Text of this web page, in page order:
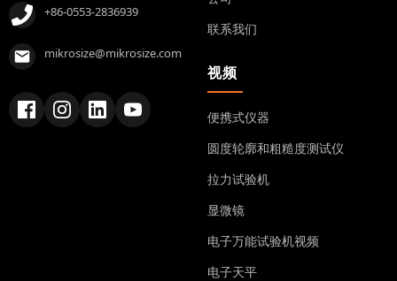
+86-0553-2836939
mikrosize@mikrosize.com
联系我们
视频
便携式仪器
圆度轮廓和粗糙度测试仪
拉力试验机
显微镜
电子万能试验机视频
电子天平